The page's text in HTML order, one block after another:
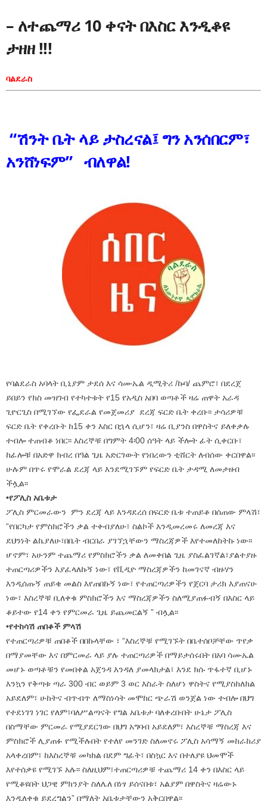
– ለተጨማሪ 10 ቀናት በእስር እንዲቆዩ
ታዘዘ !!!
ባልደራስ
“ሽንት ቤት ላይ ታስረናል፤ ግን አንሰበርም፣
አንሸነፍም” ብለዋል!
የባልደራስ አባላት ቢኒያም ታደሰ እና ሳሙኤል ዲሚትሪ /ኩባ/ ጨምሮ፣ በደረጀ
ይበይን የክስ መዝገብ የተካተቱት የ15 የአዲስ አበባ ወጣቶች ዛሬ ጠዋት አራዳ
ጊዮርጊስ በሚገኘው የፌደራል የመጀመሪያ ደረጃ ፍርድ ቤት ቀረቡ፡፡ ታሳሪዎቹ
ፍርድ ቤት የቀረቡት ከ15 ቀን እስር በኋላ ሲሆን፣ ዛሬ ቢያንስ በዋስትና ይለቀቃሉ
ተብሎ ተጠብቆ ነበር፡፡ እስረኞቹ በግምት 4፡00 ሰዓት ላይ ችሎት ፊት ሲቀርቡ፣
ከፊሎቹ በአድዋ ክብረ በዓል ጊዜ አድርገውት የነበረውን ቲሸርት ለብሰው ቀርበዋል፡፡
ሁሉም በጥሩ የሞራል ደረጃ ላይ እንደሚገኙም የፍርድ ቤት ታዳሚ ለመታዘብ
ችሏል፡፡
•የፖሊስ አቤቱታ
ፖሊስ ምርመራውን ምን ደረጃ ላይ እንዳደረሰ በፍርድ ቤቱ ተጠይቆ በሰጠው ምላሽ፣
“የበርካታ የምስክሮችን ቃል ተቀብያለሁ፣ ስልኮች እንዲመረመሩ ለመረጃ እና
ደህንነት ልኬያለሁ፣በቤት ብርበራ ያገኘኋቸውን ማስረጃዎች እየተመለከትኩ ነው፡፡
ሆኖም፣ አሁንም ተጨማሪ የምስክሮችን ቃል ለመቀበል ጊዜ ያስፈልገኛል፣ያልተያዙ
ተጠርጣሪዎችን እያፈላለኩኝ ነው፣ የቪዲዮ ማስረጃዎችን ከመገናኛ ብዙሃን
እንዲሰጡኝ ጠይቄ መልስ እየጠበኩኝ ነው፣ የተጠርጣሪዎችን የጀርባ ታሪክ እያጠናሁ
ነው፣ እስረኞቹ ቢለቀቁ ምስክሮችን እና ማስረጃዎችን ስለሚያጠፉብኝ በእስር ላይ
ቆይተው የ14 ቀን የምርመራ ጊዜ ይጨመርልኝ ” ብሏል፡፡
•የተከሳሽ ጠበቆች ምላሽ
የተጠርጣሪዎቹ ጠበቆች በበኩላቸው ፣ “እስረኞቹ የሚገኙት በቤተሰቦቻቸው ጥየቃ
በማያመቸው እና በምርመራ ላይ ያሉ ተጠርጣሪዎች በማይታሰሩበት በአባ ሳሙኤል
መሆኑ ወጣቶቹን የመበቀል አጀንዳ እንዳለ ያመላክታል፣ እንደ ክሱ ጥፋተኛ ቢሆኑ
እንኳን የቅጣቱ ጣራ 300 ብር ወይም 3 ወር እስራት ስለሆነ ዋስትና የሚያስከለክል
አይደለም፣ ሁከትና ብጥብጥ ለማስነሳት መሞከር ጭራሽ ወንጀል ነው ተብሎ በህግ
የተደነገገ ነገር የለም፣ባለሥልጣናት የግል አቤቱታ ባለቀረቡበት ሁኔታ ፖሊስ
በስማቸው ምርመራ የሚያደርገው በህግ አግባብ አይደለም፣ እስረኞቹ ማስረጃ እና
ምስክሮች ሊያጠፉ የሚችሉበት የተለየ መንገድ ስለመኖሩ ፖሊስ አሳማኝ መከራከሪያ
አላቀረበም፣ ከእስረኞቹ መካከል በደም ግፊት፣ በስኳር እና በተለያዩ ህመሞች
እየተሰቃዩ የሚገኙ አሉ፡፡ ስለዚህም፣ተጠርጣሪዎቹ ተጨማሪ 14 ቀን በእስር ላይ
የሚቆዩበት ህጋዊ ምክንያት ስለሌለ በነፃ ይሰናበቱ፣ አልያም በዋስትና ዛሬውኑ
እንዲለቀቁ ይደረግልን” በማለት አቤቱታቸውን አቅርበዋል፡፡